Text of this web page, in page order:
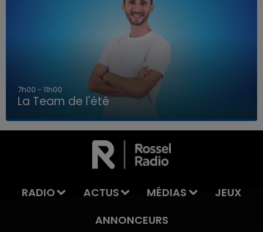
LA TEAM DE L'ÉTÉ
7h00 - 11h00
La Team de l'été
RADIO ACTUS MÉDIAS
JEUX
ANNONCEURS